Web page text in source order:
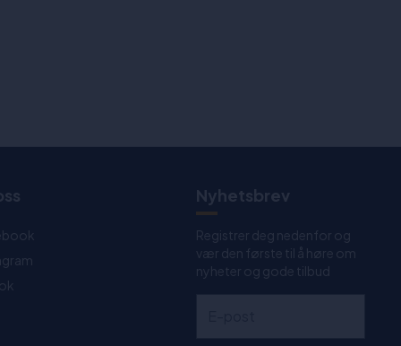
Nyhetsbrev
Registrer deg nedenfor og
vær den første til å høre om
nyheter og gode tilbud